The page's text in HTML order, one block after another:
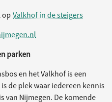
op Valkhof in de steigers
parken
en het Valkhof is een
de plek waar iedereen kennis
van Nijmegen. De komende